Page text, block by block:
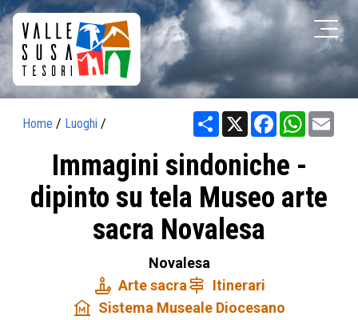
Home / Luoghi / Share X Facebook
Immagini sindoniche -
dipinto su tela Museo arte
sacra Novalesa
Novalesa
candle Arte sacrasignpost Itinerari
museum Sistema Museale Diocesano